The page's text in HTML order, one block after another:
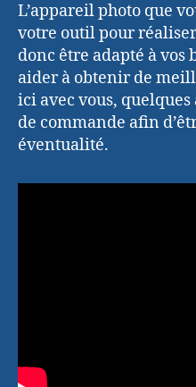
L’appareil photo que
votre outil pour
donc être adapté à vos
aider à obtenir de
ici avec vous,
de commande afin
éventualité.